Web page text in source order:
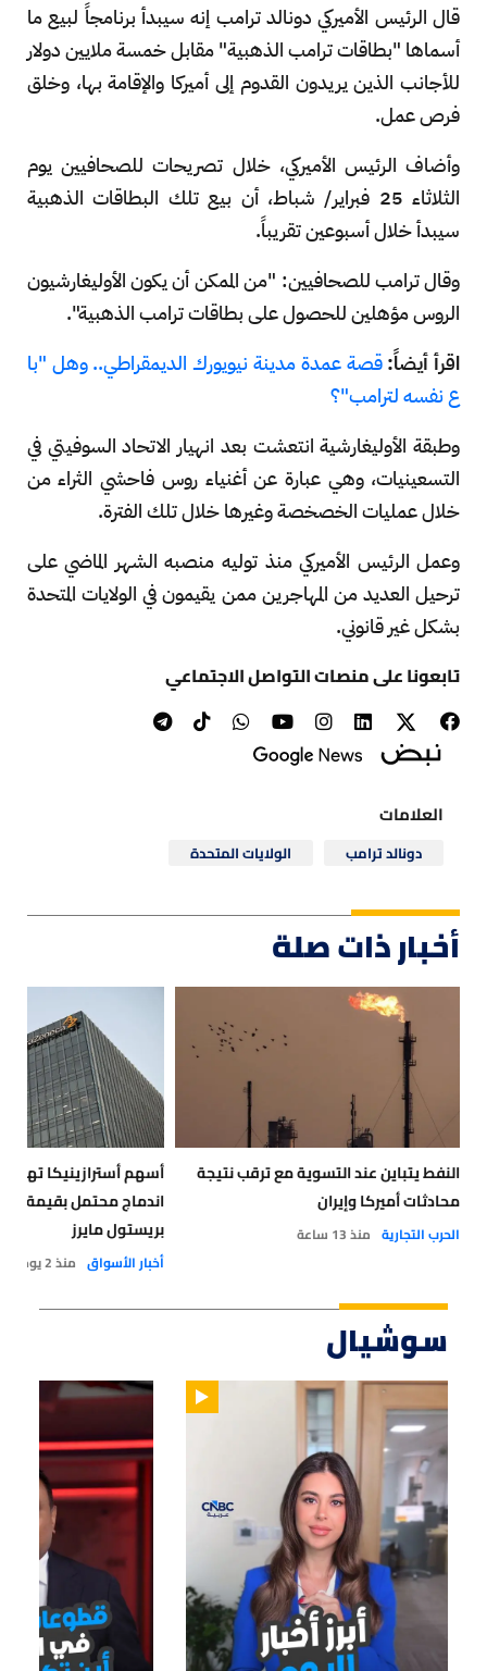
قال الرئيس الأميركي دونالد ترامب إنه سيبدأ برنامجاً لبيع ما
أسماها "بطاقات ترامب الذهبية" مقابل خمسة ملايين دولار
للأجانب الذين يريدون القدوم إلى أميركا والإقامة بها، وخلق
فرص عمل.
وأضاف الرئيس الأميركي، خلال تصريحات للصحافيين يوم
الثلاثاء 25 فبراير/ شباط، أن بيع تلك البطاقات الذهبية
سيبدأ خلال أسبوعين تقريباً.
وقال ترامب للصحافيين: "من الممكن أن يكون الأوليغارشيون
الروس مؤهلين للحصول على بطاقات ترامب الذهبية".
اقرأ أيضاً:قصة عمدة مدينة نيويورك الديمقراطي.. وهل "با
ع نفسه لترامب"؟
وطبقة الأوليغارشية انتعشت بعد انهيار الاتحاد السوفيتي في
التسعينيات، وهي عبارة عن أغنياء روس فاحشي الثراء من
خلال عمليات الخصخصة وغيرها خلال تلك الفترة.
وعمل الرئيس الأميركي منذ توليه منصبه الشهر الماضي على
ترحيل العديد من المهاجرين ممن يقيمون في الولايات المتحدة
بشكل غير قانوني.
تابعونا على منصات التواصل الاجتماعي
العلامات
دونالد ترامب الولايات المتحدة
أخبار ذات صلة
النفط يتباين عند التسوية مع ترقب نتيجة
محادثات أميركا وإيران
الحرب التجارية منذ 13 ساعة
أسهم أسترازينيكا تهبط
بريستول مايرز
أخبار الأسواق منذ 2 يوم
سوشيال
01:15